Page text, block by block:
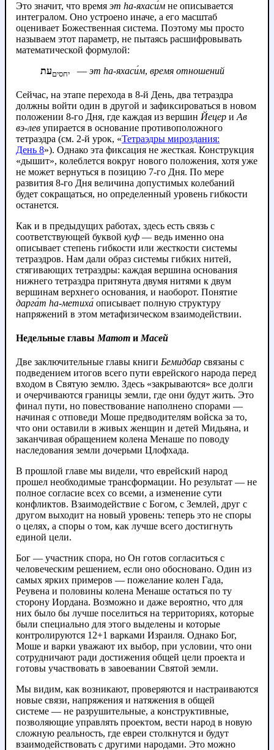
Это значит, что время эт hа‑яхаси́м не описывается
интегралом. Оно устроено иначе, а его масштаб
оценивает Божественная система. Поэтому мы просто
называем этот параметр, не пытаясь расшифровывать
математической формулой:
עתיחסים — эт hа‑яхаси́м, время отношений
Сейчас, на этапе перехода в 8-й День, два тетраэдра
должны войти один в другой и зафиксироваться в новом
положении 8-го Дня, где каждая из вершин Йецер и Ав
вэ‑лев упирается в основание противоположного
тетраэдра (см. 2‑й урок, «Тетраэдры мироздания:
День 8»). Однако эта фиксация не жесткая. Конструкция
«дышит», колеблется вокруг нового положения, хотя уже
не может вернуться в позицию 7-го Дня. По мере
развития 8-го Дня величина допустимых колебаний
будет сокращаться, но определенный уровень гибкости
останется.
Как и в предыдущих работах, здесь есть связь с
соответствующей буквой куф — ведь именно она
описывает степень гибкости или жесткости системы
тетраэдров. Нам дали образ системы гибких нитей,
стягивающих тетраэдры: каждая вершина основания
нижнего тетраэдра притянута двумя нитями к двум
вершинам верхнего основания, и наоборот. Понятие
дарга́т hа‑метиха́ описывает полную структуру
напряжений в этом метафизическом взаимодействии.
Недельные главы Матот и Масей
Две заключительные главы книги Бемидбар связаны с
подведением итогов всего пути еврейского народа перед
входом в Святую землю. Здесь «закрываются» все долги
и очерчиваются границы земли, где они будут жить. Это
финал пути, но повествование наполнено спорами —
начиная с отповеди Моше предводителям войска за то,
что они оставили в живых женщин и детей Мидьяна, и
заканчивая обращением колена Менаше по поводу
наследования земли дочерьми Цлофхада.
В прошлой главе мы видели, что еврейский народ
прошел необходимые трансформации. Но результат — не
полное согласие всех со всеми, а изменение сути
конфликтов. Взаимодействие с Богом, с Землей, друг с
другом выходит на новый уровень: теперь это не споры
о целях, а споры о том, как лучше всего достигнуть
единой цели.
Бог — участник спора, но Он готов согласиться с
человеческим решением, если оно обосновано. Один из
самых ярких примеров — пожелание колен Гада,
Реувена и половины колена Менаше остаться по ту
сторону Иордана. Возможно и даже вероятно, что для
них было бы лучше поселиться на территориях, которые
были специально для этого выделены и которые
контролируются 12+1 варками Израиля. Однако Бог,
Моше и варки уважают их выбор, при условии, что они
сотрудничают ради достижения общей цели проекта и
готовы участвовать в завоевании Святой земли.
Мы видим, как возникают, проверяются и настраиваются
новые связи, напряжения и натяжения в общей
системе — не разрушительные, а конструктивные,
позволяющие управлять проектом, вести народ в новую
сложную реальность, где евреи столкнутся и будут
взаимодействовать с другими народами. Это можно